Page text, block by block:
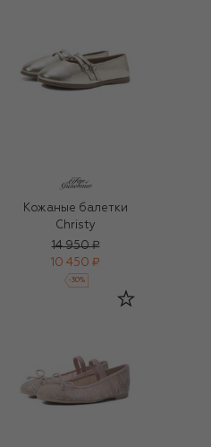
Кожаные балетки
Christy
14 950 ₽
10 450 ₽
-30%